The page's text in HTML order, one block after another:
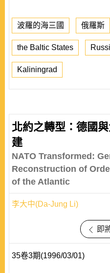
波羅的海三國 俄羅斯
the Baltic States
Kaliningrad
北約之轉型：德國
建
NATO Transformed:
Reconstruction of
of the Atlantic
李大中(Da-Jung Li)
即
35卷3期(1996/03/01)